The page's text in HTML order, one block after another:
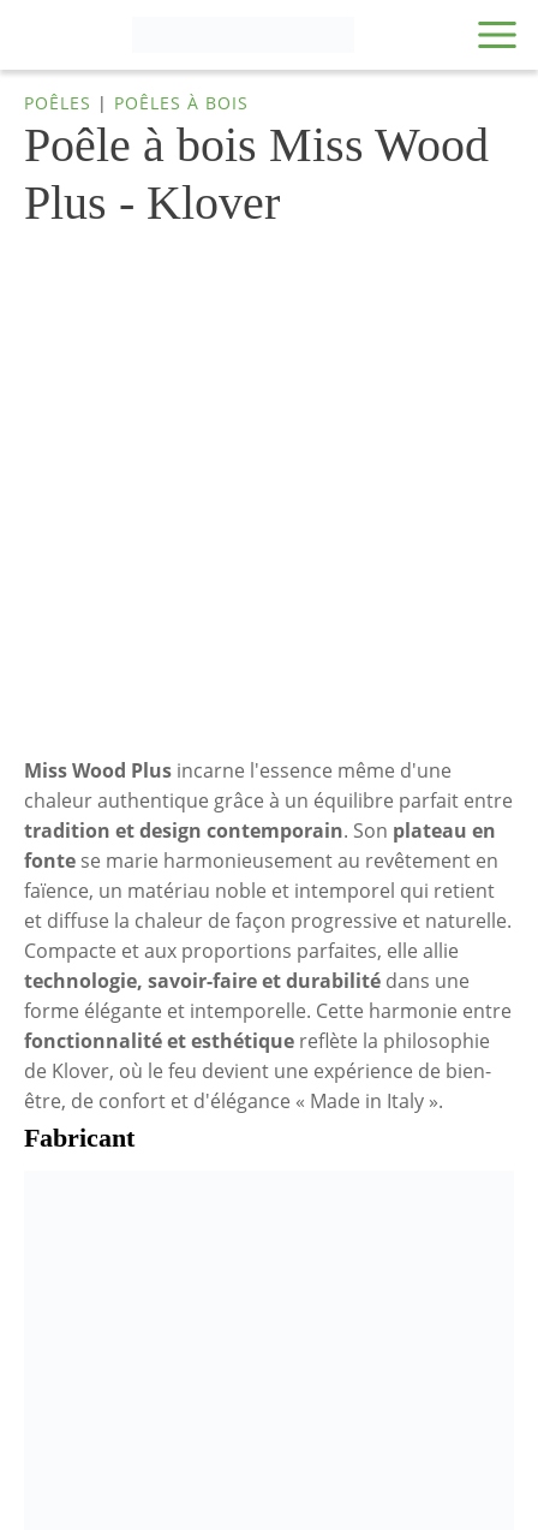
POÊLES | POÊLES À BOIS
Poêle à bois Miss Wood
Plus - Klover
Miss Wood Plus incarne l'essence même d'une
chaleur authentique grâce à un équilibre parfait entre
tradition et design contemporain. Son plateau en
fonte se marie harmonieusement au revêtement en
faïence, un matériau noble et intemporel qui retient
et diffuse la chaleur de façon progressive et naturelle.
Compacte et aux proportions parfaites, elle allie
technologie, savoir-faire et durabilité dans une
forme élégante et intemporelle. Cette harmonie entre
fonctionnalité et esthétique reflète la philosophie
de Klover, où le feu devient une expérience de bien-
être, de confort et d'élégance « Made in Italy ».
Fabricant